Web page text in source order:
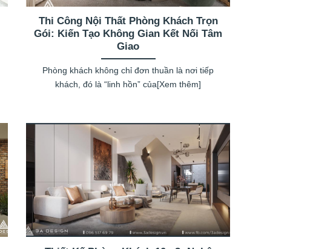
Thi Công Nội Thất Phòng Khách Trọn
Gói: Kiến Tạo Không Gian Kết Nối Tâm
Giao
Phòng khách không chỉ đơn thuần là nơi tiếp
khách, đó là “linh hồn” của[Xem thêm]